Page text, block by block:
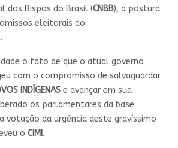
dos Bispos do Brasil (CNBB), a postura
eleitorais do
o fato de que o atual governo
com o compromisso de salvaguardar
INDÍGENASe avançar em sua
os parlamentares da base
votação da urgência deste gravíssimo
o CIMI .